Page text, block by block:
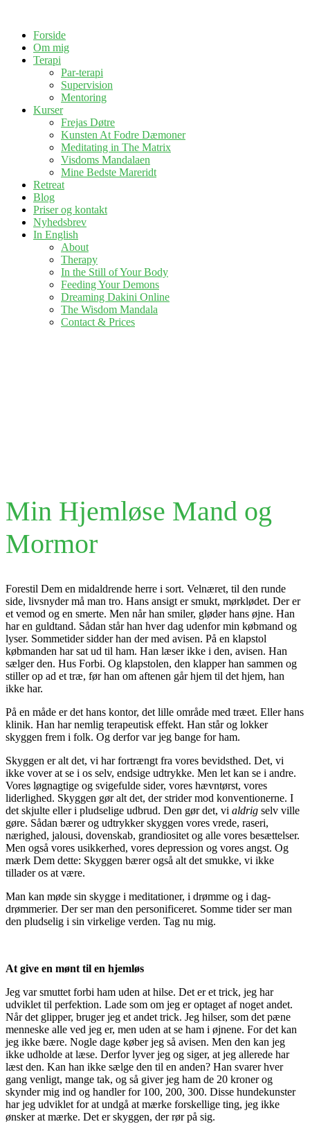
Forside
Om mig
Terapi
Par-terapi
Supervision
Mentoring
Kurser
Frejas Døtre
Kunsten At Fodre Dæmoner
Meditating in The Matrix
Visdoms Mandalaen
Mine Bedste Mareridt
Retreat
Blog
Priser og kontakt
Nyhedsbrev
In English
About
Therapy
In the Still of Your Body
Feeding Your Demons
Dreaming Dakini Online
The Wisdom Mandala
Contact & Prices
Min Hjemløse Mand og
Mormor
Forestil Dem en midaldrende herre i sort. Velnæret, til den runde
side, livsnyder må man tro. Hans ansigt er smukt, mørklødet. Der er
et vemod og en smerte. Men når han smiler, gløder hans øjne. Han
har en guldtand. Sådan står han hver dag udenfor min købmand og
lyser. Sommetider sidder han der med avisen. På en klapstol
købmanden har sat ud til ham. Han læser ikke i den, avisen. Han
sælger den. Hus Forbi. Og klapstolen, den klapper han sammen og
stiller op ad et træ, før han om aftenen går hjem til det hjem, han
ikke har.
På en måde er det hans kontor, det lille område med træet. Eller hans
klinik. Han har nemlig terapeutisk effekt. Han står og lokker
skyggen frem i folk. Og derfor var jeg bange for ham.
Skyggen er alt det, vi har fortrængt fra vores bevidsthed. Det, vi
ikke vover at se i os selv, endsige udtrykke. Men let kan se i andre.
Vores løgnagtige og svigefulde sider, vores hævntørst, vores
liderlighed. Skyggen gør alt det, der strider mod konventionerne. I
det skjulte eller i pludselige udbrud. Den gør det, vi aldrig selv ville
gøre. Sådan bærer og udtrykker skyggen vores vrede, raseri,
nærighed, jalousi, dovenskab, grandiositet og alle vores besættelser.
Men også vores usikkerhed, vores depression og vores angst. Og
mærk Dem dette: Skyggen bærer også alt det smukke, vi ikke
tillader os at være.
Man kan møde sin skygge i meditationer, i drømme og i dag-
drømmerier. Der ser man den personificeret. Somme tider ser man
den pludselig i sin virkelige verden. Tag nu mig.
At give en mønt til en hjemløs
Jeg var smuttet forbi ham uden at hilse. Det er et trick, jeg har
udviklet til perfektion. Lade som om jeg er optaget af noget andet.
Når det glipper, bruger jeg et andet trick. Jeg hilser, som det pæne
menneske alle ved jeg er, men uden at se ham i øjnene. For det kan
jeg ikke bære. Nogle dage køber jeg så avisen. Men den kan jeg
ikke udholde at læse. Derfor lyver jeg og siger, at jeg allerede har
læst den. Kan han ikke sælge den til en anden? Han svarer hver
gang venligt, mange tak, og så giver jeg ham de 20 kroner og
skynder mig ind og handler for 100, 200, 300. Disse hundekunster
har jeg udviklet for at undgå at mærke forskellige ting, jeg ikke
ønsker at mærke. Det er skyggen, der rør på sig.